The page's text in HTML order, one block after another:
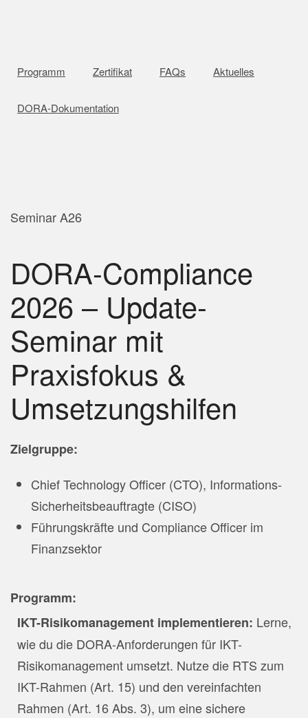
Programm Zertifikat FAQs Aktuelles
DORA-Dokumentation
Seminar A26
DORA-Compliance
2026 – Update-
Seminar mit
Praxisfokus &
Umsetzungshilfen
Zielgruppe:
Chief Technology Officer (CTO), Informations-
Sicherheitsbeauftragte (CISO)
Führungskräfte und Compliance Officer im
Finanzsektor
Programm:
IKT-Risikomanagement implementieren: Lerne,
wie du die DORA-Anforderungen für IKT-
Risikomanagement umsetzt. Nutze die RTS zum
IKT-Rahmen (Art. 15) und den vereinfachten
Rahmen (Art. 16 Abs. 3), um eine sichere